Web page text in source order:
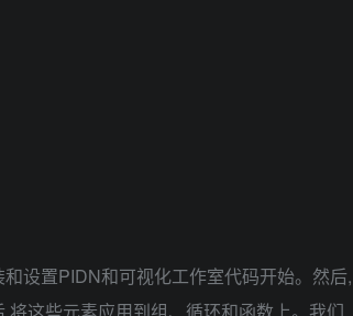
设置PIDN和可视化工作室代码开始。然后,